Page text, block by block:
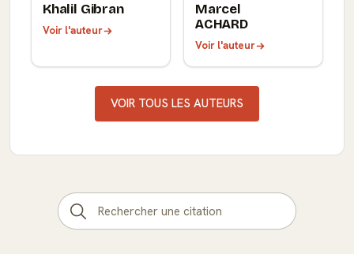
Khalil Gibran
Voir l'auteur
Marcel
ACHARD
Voir l'auteur
VOIR TOUS LES AUTEURS